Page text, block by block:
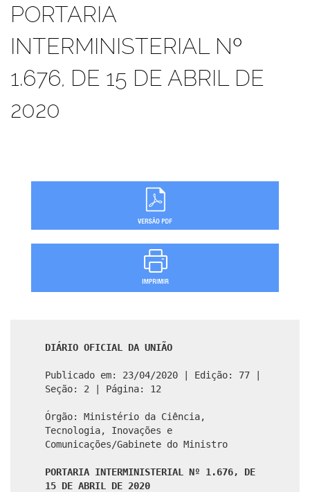
PORTARIA
INTERMINISTERIAL Nº
1.676, DE 15 DE ABRIL DE
2020
DIÁRIO OFICIAL DA UNIÃO
Publicado em: 23/04/2020 | Edição: 77 |
Seção: 2 | Página: 12
Órgão: Ministério da Ciência,
Tecnologia, Inovações e
Comunicações/Gabinete do Ministro
PORTARIA INTERMINISTERIAL Nº 1.676, DE
15 DE ABRIL DE 2020